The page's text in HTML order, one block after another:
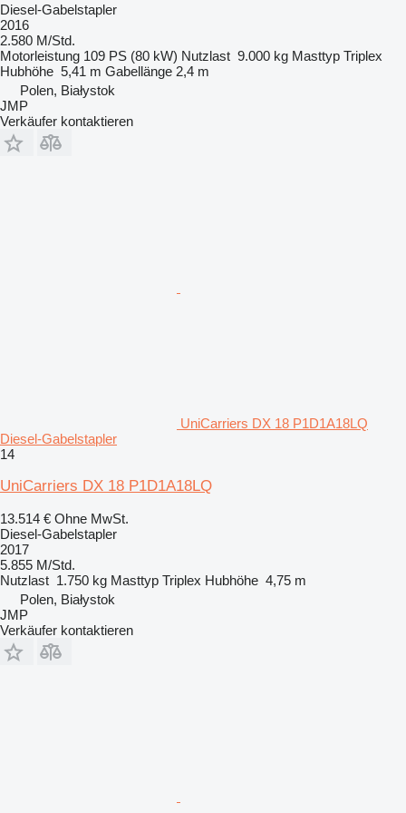
Diesel-Gabelstapler
2016
2.580 M/Std.
Motorleistung 109 PS (80 kW) Nutzlast 9.000 kg Masttyp Triplex
Hubhöhe 5,41 m Gabellänge 2,4 m
Polen, Białystok
JMP
Verkäufer kontaktieren
UniCarriers DX 18 P1D1A18LQ
Diesel-Gabelstapler
14
UniCarriers DX 18 P1D1A18LQ
13.514 € Ohne MwSt.
Diesel-Gabelstapler
2017
5.855 M/Std.
Nutzlast 1.750 kg Masttyp Triplex Hubhöhe 4,75 m
Polen, Białystok
JMP
Verkäufer kontaktieren